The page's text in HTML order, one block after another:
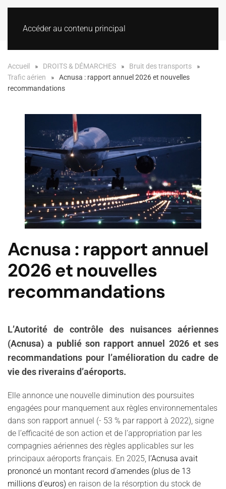
Accéder au contenu principal
Accueil DROITS & DÉMARCHES
Bruit des transports
Trafic aérien
Acnusa : rapport annuel 2026 et nouvelles
recommandations
Acnusa : rapport annuel
2026 et nouvelles
recommandations
L’Autorité de contrôle des nuisances aériennes
(Acnusa) a publié son rapport annuel 2026 et ses
recommandations pour l’amélioration du cadre de
vie des riverains d’aéroports.
Elle annonce une nouvelle diminution des poursuites
engagées pour manquement aux règles environnementales
dans son rapport annuel (- 53 % par rapport à 2022), signe
de l’efficacité de son action et de l’appropriation par les
compagnies aériennes des règles applicables sur les
principaux aéroports français. En 2025, l’Acnusa avait
prononcé un montant record d’amendes (plus de 13
millions d'euros) en raison de la résorption du stock de